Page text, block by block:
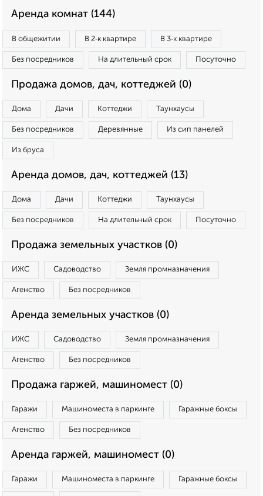
Аренда комнат (144)
В общежитии В 2‑к квартире В 3‑к квартире
Без посредников На длительный срок Посуточно
Продажа домов, дач, коттеджей (0)
Дома Дачи Коттеджи Таунхаусы
Без посредников Деревянные Из сип панелей
Из бруса
Аренда домов, дач, коттеджей (13)
Дома Дачи Коттеджи Таунхаусы
Без посредников На длительный срок Посуточно
Продажа земельных участков (0)
ИЖС Садоводство Земля промназначения
Агенство Без посредников
Аренда земельных участков (0)
ИЖС Садоводство Земля промназначения
Агенство Без посредников
Продажа гаржей, машиномест (0)
Гаражи Машиноместа в паркинге Гаражные боксы
Агенство Без посредников
Аренда гаржей, машиномест (0)
Гаражи Машиноместа в паркинге Гаражные боксы